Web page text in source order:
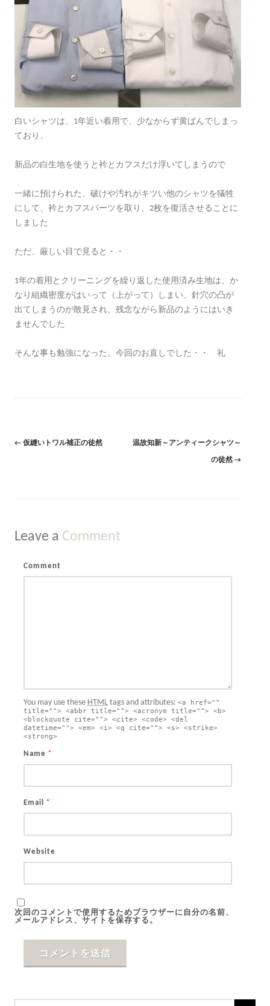
白いシャツは、1年近い着用で、少なからず黄ばんでしまっ
ており、
新品の白生地を使うと衿とカフスだけ浮いてしまうので
一緒に預けられた、破けや汚れがキツい他のシャツを犠牲
にして、衿とカフスパーツを取り、2枚を復活させることに
しました
ただ、厳しい目で見ると・・
1年の着用とクリーニングを繰り返した使用済み生地は、か
なり組織密度がはいって（上がって）しまい、針穴の凸が
出てしまうのが散見され、残念ながら新品のようにはいき
ませんでした
そんな事も勉強になった。今回のお直しでした・・ 礼
Post
← 仮縫いトワル補正の徒然 温故知新～アンティークシャツ～
の徒然 →
Leave a Comment
Comment
You may use these HTML tags and attributes: <a href=""
title=""> <abbr title=""> <acronym title=""> <b>
<blockquote cite=""> <cite> <code> <del
datetime=""> <em> <i> <q cite=""> <s> <strike>
<strong>
Name *
Email *
Website
次回のコメントで使用するためブラウザーに自分の名前、
メールアドレス、サイトを保存する。